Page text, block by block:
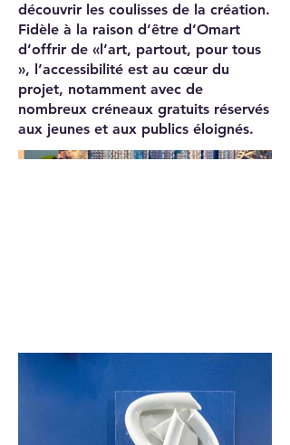
découvrir les coulisses de la création.
Fidèle à la raison d’être d’Omart
d’offrir de «l’art, partout, pour tous
», l’accessibilité est au cœur du
projet, notamment avec de
nombreux créneaux gratuits réservés
aux jeunes et aux publics éloignés.